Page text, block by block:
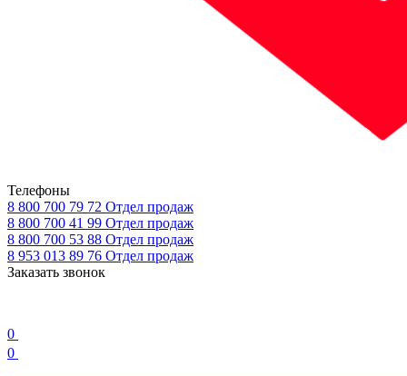
Телефоны
8 800 700 79 72 Отдел продаж
8 800 700 41 99 Отдел продаж
8 800 700 53 88 Отдел продаж
8 953 013 89 76 Отдел продаж
Заказать звонок
0
0